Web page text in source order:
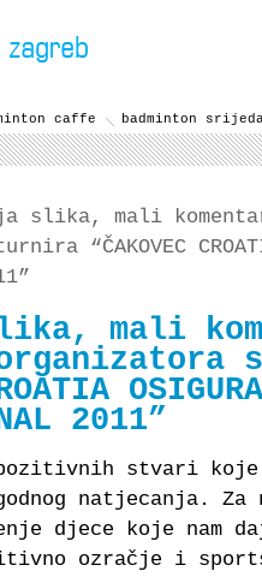
caffe badminton
slika, mali
“ČAKOVEC
mali
2011”
stvari
natjecanja. Za
djece koje nam
ozračje i